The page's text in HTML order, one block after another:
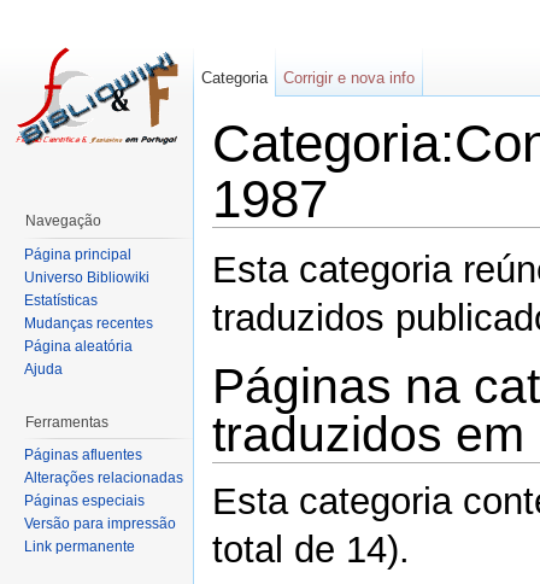
1987
Esta categoria
traduzidos
Páginas na
traduzidos em
Esta categoria
total de 14).
Categoria Corrigir e nova info
Navegação
Página principal
Universo Bibliowiki
Estatísticas
Mudanças recentes
Página aleatória
Ajuda
Ferramentas
Páginas afluentes
Alterações relacionadas
Páginas especiais
Versão para impressão
Link permanente